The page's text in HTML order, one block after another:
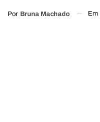
Por Bruna Machado Em